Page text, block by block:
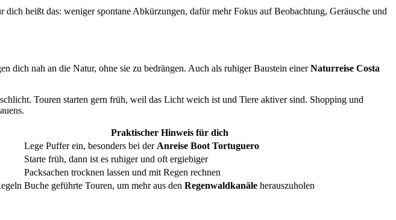
heißt das: weniger spontane Abkürzungen, dafür mehr Fokus auf Beobachtung, Geräusche und
dich nah an die Natur, ohne sie zu bedrängen. Auch als ruhiger Baustein einerNaturreise Costa
Touren starten gern früh, weil das Licht weich ist und Tiere aktiver sind. Shopping und
Praktischer Hinweis für dich
Lege Puffer ein, besonders bei der Anreise Boot Tortuguero
Starte früh, dann ist es ruhiger und oft ergiebiger
Packsachen trocknen lassen und mit Regen rechnen
Buche geführte Touren, um mehr aus den Regenwaldkanäle herauszuholen